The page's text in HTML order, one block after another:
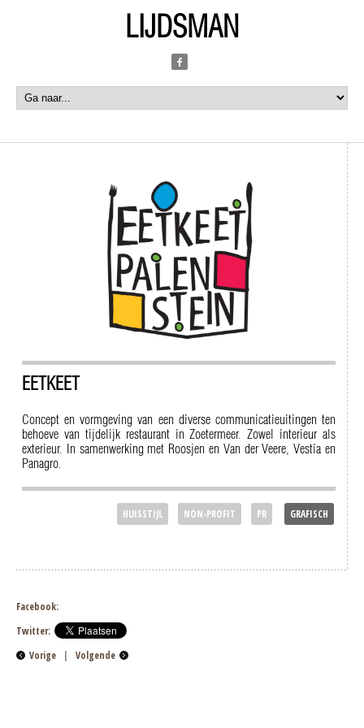
LIJDSMAN
EETKEET
Concept en vormgeving van een diverse communicatieuitingen ten
behoeve van tijdelijk restaurant in Zoetermeer. Zowel interieur als
exterieur. In samenwerking met Roosjen en Van der Veere, Vestia en
Panagro.
HUISSTIJL NON-PROFIT PR GRAFISCH
Facebook:
Twitter:
Vorige
| Volgende